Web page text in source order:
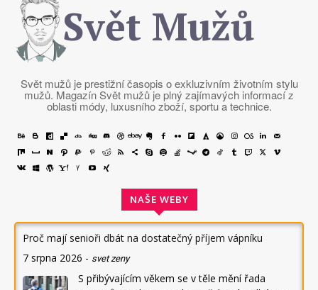
Svět Mužů
Svět mužů je prestižní časopis o exkluzivním životním stylu
mužů. Magazín Svět mužů je plný zajímavých informací z
oblasti módy, luxusního zboží, sportu a technice.
NAŠE WEBY
Proč mají senioři dbát na dostatečný příjem vápníku
7 srpna 2026 - svet zeny
S přibývajícím věkem se v těle mění řada